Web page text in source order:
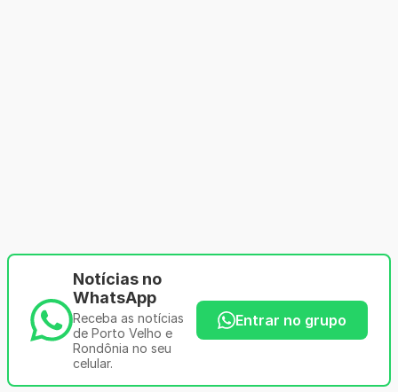
Notícias no
WhatsApp
Receba as notícias
de Porto Velho e
Rondônia no seu
celular.
Entrar no grupo